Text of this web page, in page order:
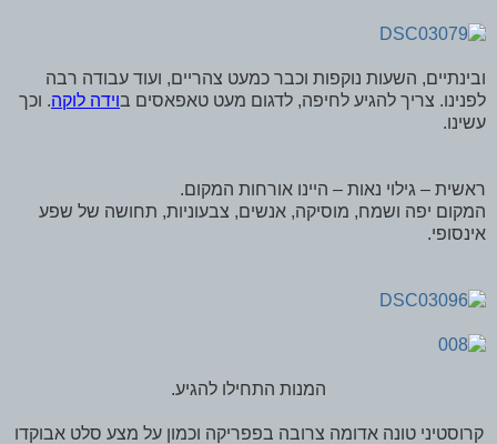
ובינתיים, השעות נוקפות וכבר כמעט צהריים, ועוד עבודה רבה
לפנינו. צריך להגיע לחיפה, לדגום מעט טאפאסים בוידה לוקה. וכך
עשינו.
ראשית – גילוי נאות – היינו אורחות המקום.
המקום יפה ושמח, מוסיקה, אנשים, צבעוניות, תחושה של שפע
אינסופי.
המנות התחילו להגיע.
קרוסטיני טונה אדומה צרובה בפפריקה וכמון על מצע סלט אבוקדו